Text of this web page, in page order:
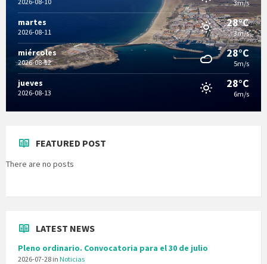
3m/s
martes
2026-08-11
28°C
3m/s
miércoles
2026-08-12
28°C
5m/s
jueves
2026-08-13
28°C
6m/s
FEATURED POST
There are no posts
LATEST NEWS
Pleno ordinario. Convocatoria para el 30 de julio
2026-07-28 in Noticias